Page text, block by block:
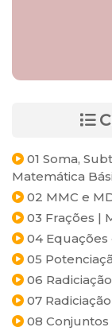
01 Soma,
Matemática
02 MMC e
03 Frações |
04 Equações
05
06
07
08